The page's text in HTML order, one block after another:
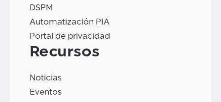
DSPM
Automatización PIA
Portal de privacidad
Recursos
Noticias
Eventos